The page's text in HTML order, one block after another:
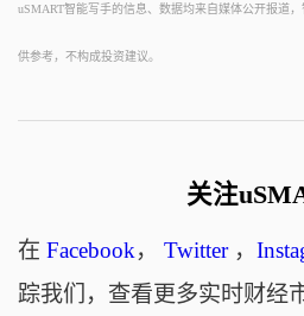
uSMART智能写手的信息、数据均来自媒体公开报道
供参考，不构成投资建议。
关注
在 Facebook， Twitter，
踪我们，查看更多实时财经